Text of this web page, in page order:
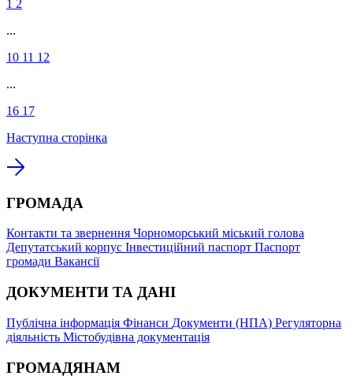
1 2
...
10 11 12
...
16 17
Наступна сторінка
ГРОМАДА
Контакти та звернення Чорноморський міський голова
Депутатський корпус Інвестиційний паспорт Паспорт
громади Вакансії
ДОКУМЕНТИ ТА ДАНІ
Публічна інформація Фінанси Документи (НПА) Регуляторна
діяльність Містобудівна документація
ГРОМАДЯНАМ